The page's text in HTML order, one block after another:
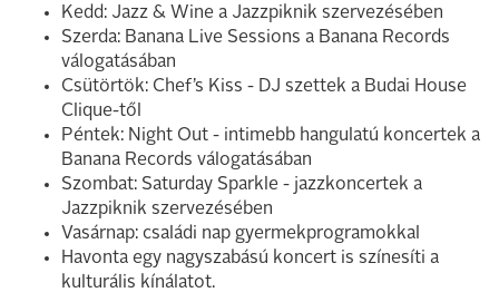
Kedd: Jazz & Wine a Jazzpiknik szervezésében
Szerda: Banana Live Sessions a Banana Records
válogatásában
Csütörtök: Chef’s Kiss - DJ szettek a Budai House
Clique-től
Péntek: Night Out - intimebb hangulatú koncertek a
Banana Records válogatásában
Szombat: Saturday Sparkle - jazzkoncertek a
Jazzpiknik szervezésében
Vasárnap: családi nap gyermekprogramokkal
Havonta egy nagyszabású koncert is színesíti a
kulturális kínálatot.